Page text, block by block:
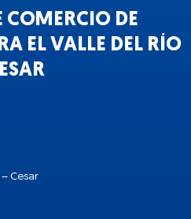
COMERCIO DE
EL VALLE DEL RÍO
Cesar